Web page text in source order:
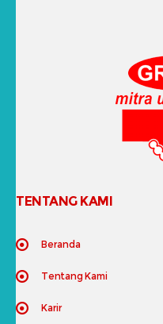
TENTANG KAMI
Beranda
Tentang Kami
Karir